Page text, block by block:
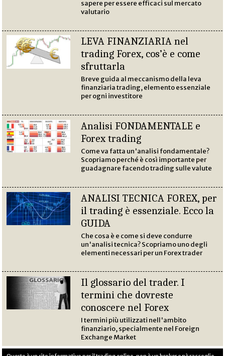
sapere per essere efficaci sul mercato
valutario
LEVA FINANZIARIA nel
trading Forex, cos’è e come
sfruttarla
Breve guida al meccanismo della leva
finanziaria trading, elemento essenziale
per ogni investitore
Analisi FONDAMENTALE e
Forex trading
Come va fatta un'analisi fondamentale?
Scopriamo perché è così importante per
guadagnare facendo trading sulle valute
ANALISI TECNICA FOREX, per
il trading è essenziale. Ecco la
GUIDA
Che cosa è e come si deve condurre
un'analisi tecnica? Scopriamo uno degli
elementi necessari per un Forex trader
Il glossario del trader. I
termini che dovreste
conoscere nel Forex
I termini più utilizzati nell'ambito
finanziario, specialmente nel Foreign
Exchange Market